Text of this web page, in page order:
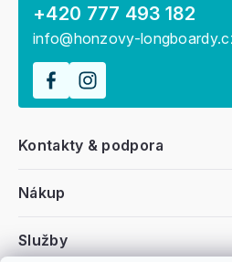
Nákup
Kontakty & podpora
Služby
+420 777 493 182
info@honzovy-